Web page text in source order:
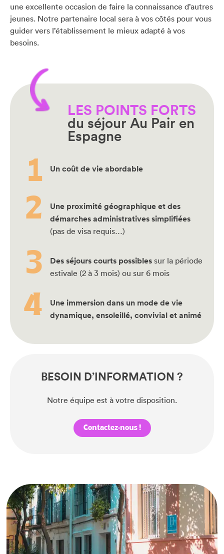
une excellente occasion de faire la connaissance d’autres
jeunes. Notre partenaire local sera à vos côtés pour vous
guider vers l’établissement le mieux adapté à vos
besoins.
LES POINTS FORTS
du séjour Au Pair en
Espagne
Un coût de vie abordable
Une proximité géographique et des
démarches administratives simplifiées
(pas de visa requis…)
Des séjours courts possibles sur la période
estivale (2 à 3 mois) ou sur 6 mois
Une immersion dans un mode de vie
dynamique, ensoleillé, convivial et animé
BESOIN D’INFORMATION ?
Notre équipe est à votre disposition.
Contactez-nous !